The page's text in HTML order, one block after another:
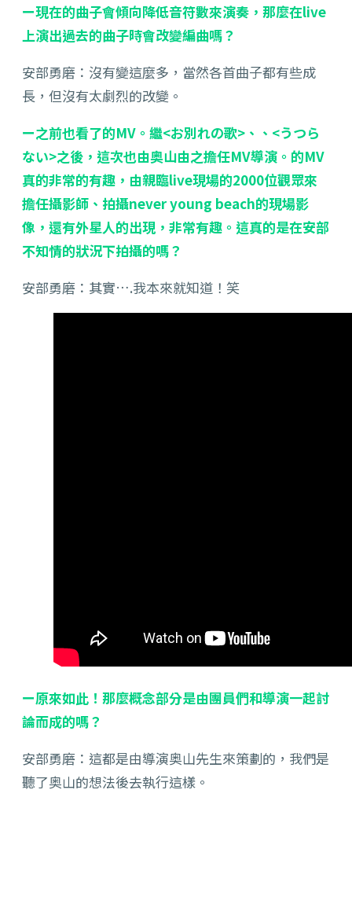
ー現在的曲子會傾向降低音符數來演奏，那麼在live
上演出過去的曲子時會改變編曲嗎？
安部勇磨：沒有變這麼多，當然各首曲子都有些成
長，但沒有太劇烈的改變。
ー之前也看了的MV。繼<お別れの歌>、 、<うつら
ない>之後，這次也由奥山由之擔任MV導演。 的MV
真的非常的有趣，由親臨live現場的2000位觀眾來
擔任攝影師、拍攝never young beach的現場影
像，還有外星人的出現，非常有趣。這真的是在安部
不知情的狀況下拍攝的嗎？
安部勇磨：其實….我本來就知道！笑
ー原來如此！那麼概念部分是由團員們和導演一起討
論而成的嗎？
安部勇磨：這都是由導演奥山先生來策劃的，我們是
聽了奥山的想法後去執行這樣。